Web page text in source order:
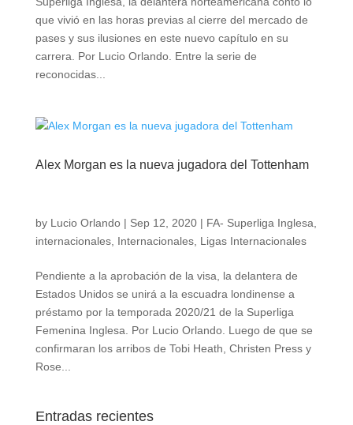
que vivió en las horas previas al cierre del mercado de
pases y sus ilusiones en este nuevo capítulo en su
carrera. Por Lucio Orlando. Entre la serie de
reconocidas...
Alex Morgan es la nueva jugadora del Tottenham
by Lucio Orlando| Sep 12, 2020| FA- Superliga Inglesa
internacionales, Internacionales, Ligas Internacionales
Pendiente a la aprobación de la visa, la delantera de
Estados Unidos se unirá a la escuadra londinense a
préstamo por la temporada 2020/21 de la Superliga
Femenina Inglesa. Por Lucio Orlando. Luego de que se
confirmaran los arribos de Tobi Heath, Christen Press y
Rose...
Entradas recientes